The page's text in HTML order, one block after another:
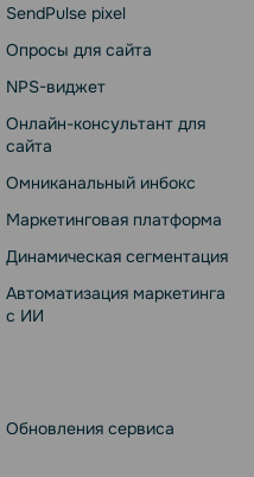
SendPulse pixel
Опросы для сайта
NPS-виджет
Онлайн-консультант для
сайта
Омниканальный инбокс
Маркетинговая платформа
Динамическая сегментация
Автоматизация маркетинга
с ИИ
Обновления сервиса